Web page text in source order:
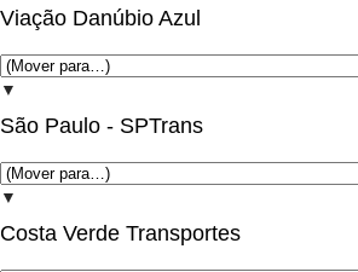
Viação Danúbio Azul
▼
São Paulo - SPTrans
▼
Costa Verde Transportes